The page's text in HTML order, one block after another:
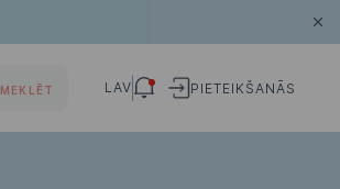
MEKLĒT LAV PIETEIKŠANĀS